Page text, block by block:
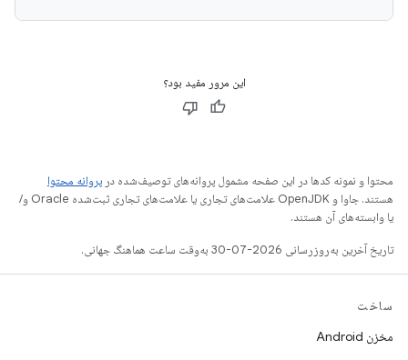
این مرور مفید بود؟
محتوا و نمونه کدها در این صفحه مشمول پروانه‌های توصیف‌شده در پروانه محتوا
هستند. جاوا و OpenJDK علامت‌های تجاری یا علامت‌های تجاری ثبت‌شده Oracle و/
یا وابسته‌های آن هستند.
تاریخ آخرین به‌روزرسانی 2026-07-30 به‌وقت ساعت هماهنگ جهانی.
ساخت
مخزن Android